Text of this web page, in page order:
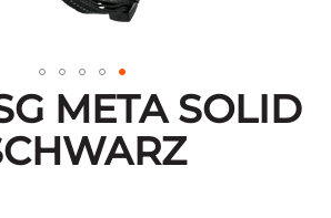
META SOLID